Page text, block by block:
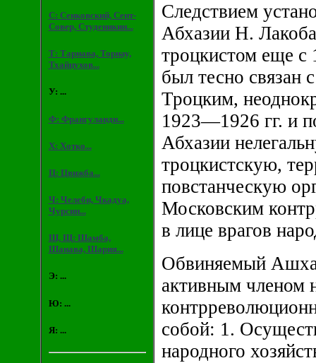
С: Сенковский, Сент-
Совер, Студеникин...
Т: Тарнава, Торнау,
Тхайцухов...
У: ...
Ф: Франгуланди...
Х: Хотко...
Ц: Цвижба...
Ч: Челеби, Чкадуа,
Чурсин...
Ш, Щ: Шамба,
Шанава, Шария...
Э: ...
Ю: ...
Я: ...
Следствием
Абхазии Н.
троцкистом еще с
был тесно связан
Троцким,
1923—1926 гг. и
Абхазии
троцкистскую,
повстанческую
Московским
в лице врагов
Обвиняемый
активным членом
собой: 1.
народного